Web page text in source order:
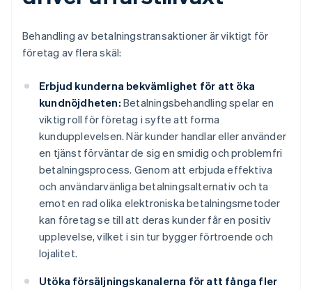
Behandling av betalningstransaktioner är viktigt för
företag av flera skäl:
Erbjud kunderna bekvämlighet för att öka
kundnöjdheten: Betalningsbehandling spelar en
viktig roll för företag i syfte att forma
kundupplevelsen. När kunder handlar eller använder
en tjänst förväntar de sig en smidig och problemfri
betalningsprocess. Genom att erbjuda effektiva
och användarvänliga betalningsalternativ och ta
emot en rad olika elektroniska betalningsmetoder
kan företag se till att deras kunder får en positiv
upplevelse, vilket i sin tur bygger förtroende och
lojalitet.
Utöka försäljningskanalerna för att fånga fler